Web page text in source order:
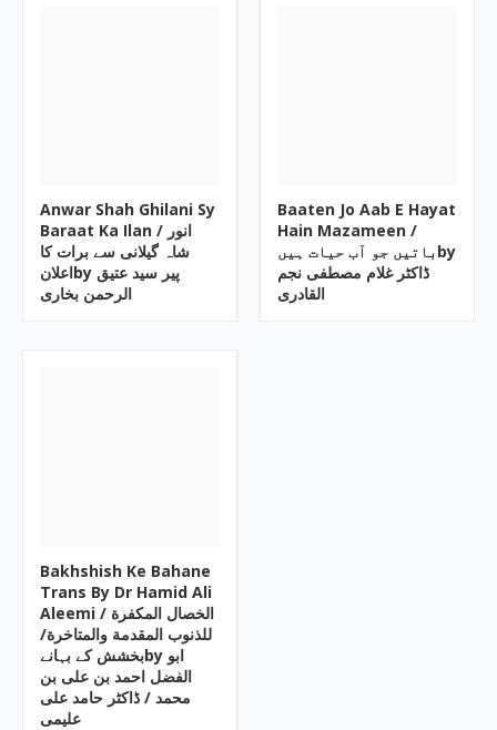
Anwar Shah Ghilani Sy
Baraat Ka Ilan / انور
شاہ گیلانی سے برات کا
اعلانby پیر سید عتیق
الرحمن بخاری
Baaten Jo Aab E Hayat
Hain Mazameen /
باتیں جو آب حیات ہیںby
ڈاکٹر غلام مصطفی نجم
القادری
Bakhshish Ke Bahane
Trans By Dr Hamid Ali
Aleemi / الخصال المکفرة
للذنوب المقدمة والمتاخرة/
بخشش کے بہانےby ابو
الفضل احمد بن علی بن
محمد / ڈاکٹر حامد علی
علیمی